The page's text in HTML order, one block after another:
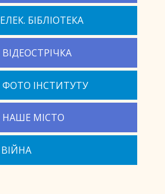
ЕЛЕК. БІБЛІОТЕКА
ВІДЕОСТРІЧКА
ФОТО ІНСТИТУТУ
НАШЕ МІСТО
ВІЙНА